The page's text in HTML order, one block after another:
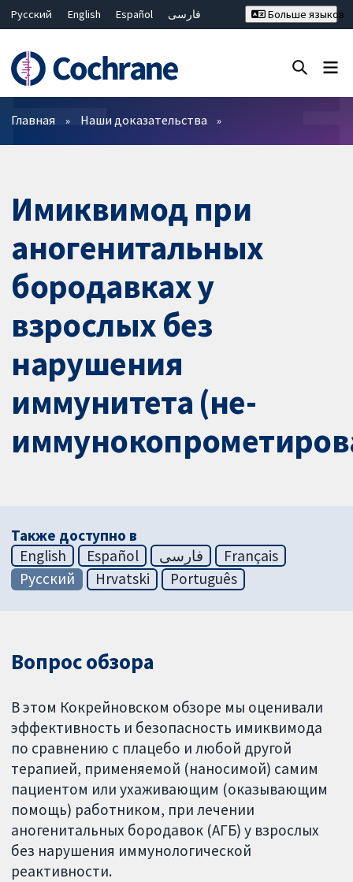
Русский English Español
فارسی
Bahasa Malaysia
ไทย
繁體中文
简体中文
Больше языков
Фильтры
Главная Наши доказательства
Имиквимод при
аногенитальных
бородавках у
взрослых без
нарушения
иммунитета (не-
Также доступно в
English
Español فارسی
Français
Русский
Hrvatski Português
Вопрос обзора
В этом Кокрейновском обзоре мы оценивали
эффективность и безопасность имиквимода
по сравнению с плацебо и любой другой
терапией, применяемой (наносимой) самим
пациентом или ухаживающим (оказывающим
помощь) работником, при лечении
аногенитальных бородавок (АГБ) у взрослых
без нарушения иммунологической
реактивности.